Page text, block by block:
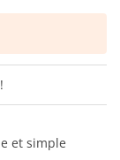
et simple